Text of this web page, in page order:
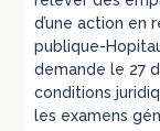
d’une action en
publique-
demande le 27
conditions
les examens